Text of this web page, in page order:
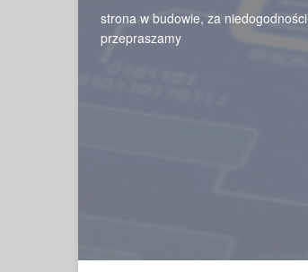
strona w budowie, za niedogodności
przepraszamy